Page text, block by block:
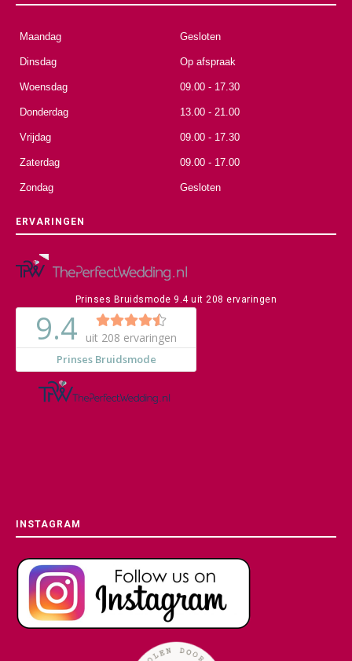
Maandag Gesloten
Dinsdag Op afspraak
Woensdag 09.00 - 17.30
Donderdag 13.00 - 21.00
Vrijdag 09.00 - 17.30
Zaterdag 09.00 - 17.00
Zondag Gesloten
ERVARINGEN
Prinses Bruidsmode 9.4uit208 ervaringen
INSTAGRAM